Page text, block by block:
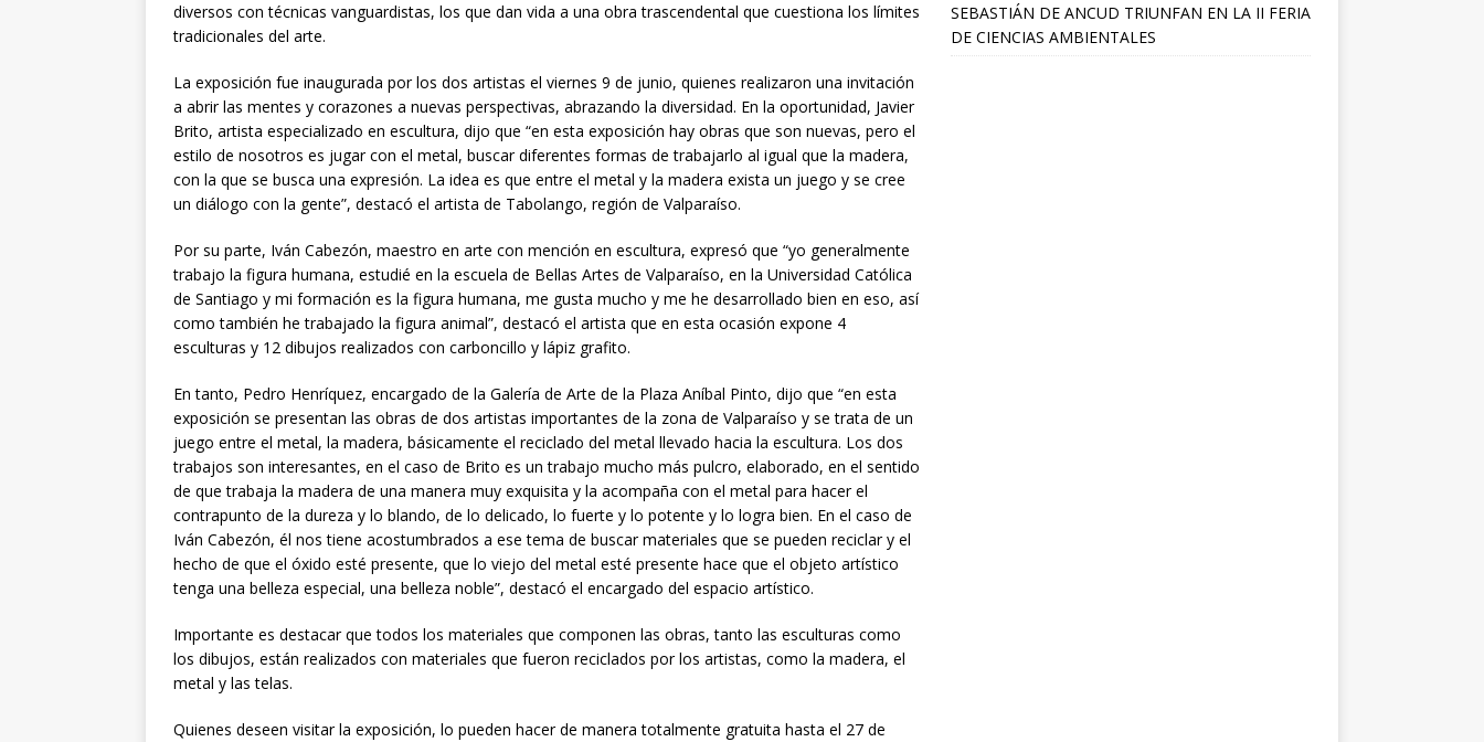
diversos con técnicas vanguardistas, los que dan vida a una obra trascendental que cuestiona los límites
tradicionales del arte.
La exposición fue inaugurada por los dos artistas el viernes 9 de junio, quienes realizaron una invitación
a abrir las mentes y corazones a nuevas perspectivas, abrazando la diversidad. En la oportunidad, Javier
Brito, artista especializado en escultura, dijo que “en esta exposición hay obras que son nuevas, pero el
estilo de nosotros es jugar con el metal, buscar diferentes formas de trabajarlo al igual que la madera,
con la que se busca una expresión. La idea es que entre el metal y la madera exista un juego y se cree
un diálogo con la gente”, destacó el artista de Tabolango, región de Valparaíso.
Por su parte, Iván Cabezón, maestro en arte con mención en escultura, expresó que “yo generalmente
trabajo la figura humana, estudié en la escuela de Bellas Artes de Valparaíso, en la Universidad Católica
de Santiago y mi formación es la figura humana, me gusta mucho y me he desarrollado bien en eso, así
como también he trabajado la figura animal”, destacó el artista que en esta ocasión expone 4
esculturas y 12 dibujos realizados con carboncillo y lápiz grafito.
En tanto, Pedro Henríquez, encargado de la Galería de Arte de la Plaza Aníbal Pinto, dijo que “en esta
exposición se presentan las obras de dos artistas importantes de la zona de Valparaíso y se trata de un
juego entre el metal, la madera, básicamente el reciclado del metal llevado hacia la escultura. Los dos
trabajos son interesantes, en el caso de Brito es un trabajo mucho más pulcro, elaborado, en el sentido
de que trabaja la madera de una manera muy exquisita y la acompaña con el metal para hacer el
contrapunto de la dureza y lo blando, de lo delicado, lo fuerte y lo potente y lo logra bien. En el caso de
Iván Cabezón, él nos tiene acostumbrados a ese tema de buscar materiales que se pueden reciclar y el
hecho de que el óxido esté presente, que lo viejo del metal esté presente hace que el objeto artístico
tenga una belleza especial, una belleza noble”, destacó el encargado del espacio artístico.
Importante es destacar que todos los materiales que componen las obras, tanto las esculturas como
los dibujos, están realizados con materiales que fueron reciclados por los artistas, como la madera, el
metal y las telas.
Quienes deseen visitar la exposición, lo pueden hacer de manera totalmente gratuita hasta el 27 de
SEBASTIÁN DE ANCUD TRIUNFAN EN LA II FERIA
DE CIENCIAS AMBIENTALES